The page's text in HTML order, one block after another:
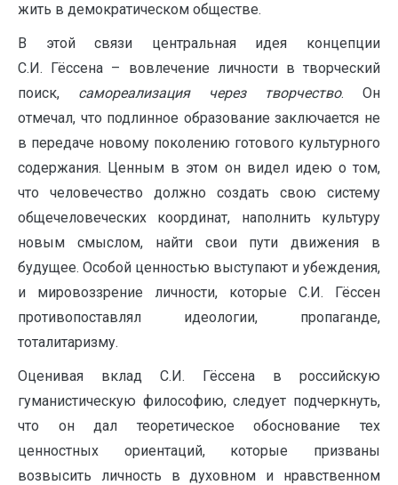
жить в демократическом обществе.
В этой связи центральная идея концепции
С.И. Гёссена – вовлечение личности в творческий
поиск, самореализация через творчество. Он
отмечал, что подлинное образование заключается не
в передаче новому поколению готового культурного
содержания. Ценным в этом он видел идею о том,
что человечество должно создать свою систему
общечеловеческих координат, наполнить культуру
новым смыслом, найти свои пути движения в
будущее. Особой ценностью выступают и убеждения,
и мировоззрение личности, которые С.И. Гёссен
противопоставлял идеологии, пропаганде,
тоталитаризму.
Оценивая вклад С.И. Гёссена в российскую
гуманистическую философию, следует подчеркнуть,
что он дал теоретическое обоснование тех
ценностных ориентаций, которые призваны
возвысить личность в духовном и нравственном